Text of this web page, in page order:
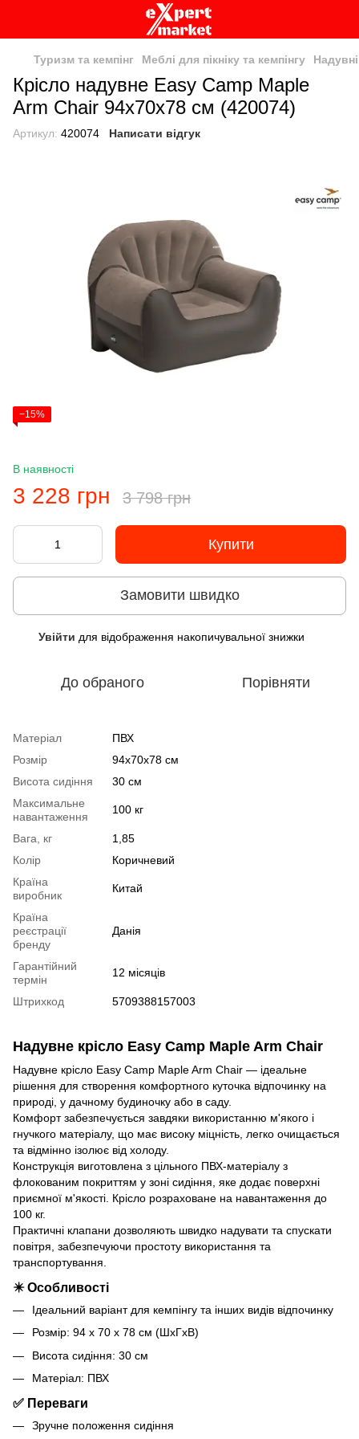
Туризм та кемпінг Меблі для пікніку та кемпінгу
Крісло надувне Easy Camp Maple
Arm Chair 94x70x78 см (420074)
Артикул: 420074 Написати відгук
−15%
В наявності
3 228 грн 3 798 грн
Купити
Замовити швидко
Увійти для відображення накопичувальної знижки
До обраного Порівняти
Матеріал
ПВХ
Розмір
94x70x78 см
Висота сидіння
30 см
Максимальне
навантаження
100 кг
Вага, кг
1,85
Колір
Коричневий
Країна
виробник
Китай
Країна
реєстрації
бренду
Данія
Гарантійний
термін
12 місяців
Штрихкод 5709388157003
Надувне крісло Easy Camp Maple Arm Chair
Надувне крісло Easy Camp Maple Arm Chair — ідеальне
рішення для створення комфортного куточка відпочинку на
природі, у дачному будиночку або в саду.
Комфорт забезпечується завдяки використанню м'якого і
гнучкого матеріалу, що має високу міцність, легко очищається
та відмінно ізолює від холоду.
Конструкція виготовлена з цільного ПВХ-матеріалу з
флокованим покриттям у зоні сидіння, яке додає поверхні
приємної м'якості. Крісло розраховане на навантаження до
100 кг.
Практичні клапани дозволяють швидко надувати та спускати
повітря, забезпечуючи простоту використання та
транспортування.
✴️ Особливості
Ідеальний варіант для кемпінгу та інших видів відпочинку
Розмір: 94 x 70 x 78 см (ШxГxВ)
Висота сидіння: 30 см
Матеріал: ПВХ
✅ Переваги
Зручне положення сидіння